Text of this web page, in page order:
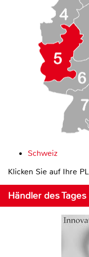
Schweiz
Klicken Sie auf Ihre
Händler des Tages